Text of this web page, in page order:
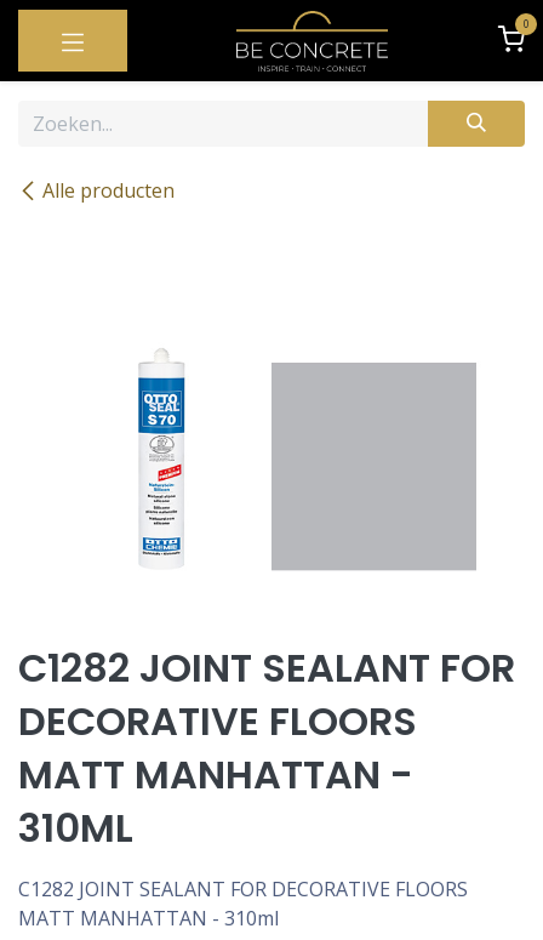
OVERSLAAN NAAR INHOUD 0
Alle producten
C1282 JOINT SEALANT FOR
DECORATIVE FLOORS
MATT MANHATTAN -
310ML
C1282 JOINT SEALANT FOR DECORATIVE FLOORS
MATT MANHATTAN - 310ml